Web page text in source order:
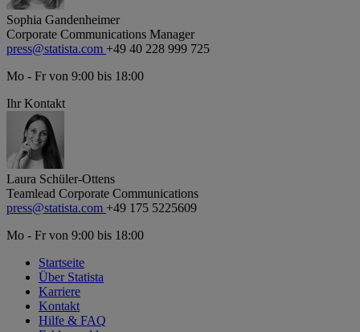
Sophia Gandenheimer
Corporate Communications Manager
press@statista.com +49 40 228 999 725
Mo - Fr von 9:00 bis 18:00
Ihr Kontakt
Laura Schüler-Ottens
Teamlead Corporate Communications
press@statista.com +49 175 5225609
Mo - Fr von 9:00 bis 18:00
Startseite
Über Statista
Karriere
Kontakt
Hilfe & FAQ